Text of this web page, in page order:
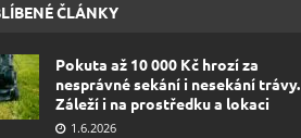
ČLÁNKY
Pokuta až 10 000 Kč hrozí za
nesprávné sekání i nesekání trávy.
Záleží i na prostředku a lokaci
1.6.2026